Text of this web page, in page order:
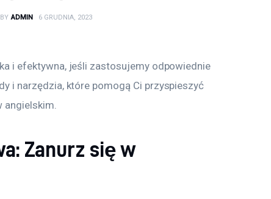
BY ADMIN 6 GRUDNIA, 2023
i efektywna, jeśli zastosujemy odpowiednie
i narzędzia, które pomogą Ci przyspieszyć
angielskim.
Zanurz się w